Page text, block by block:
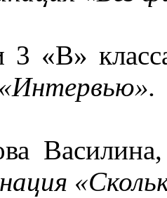
3 «В»